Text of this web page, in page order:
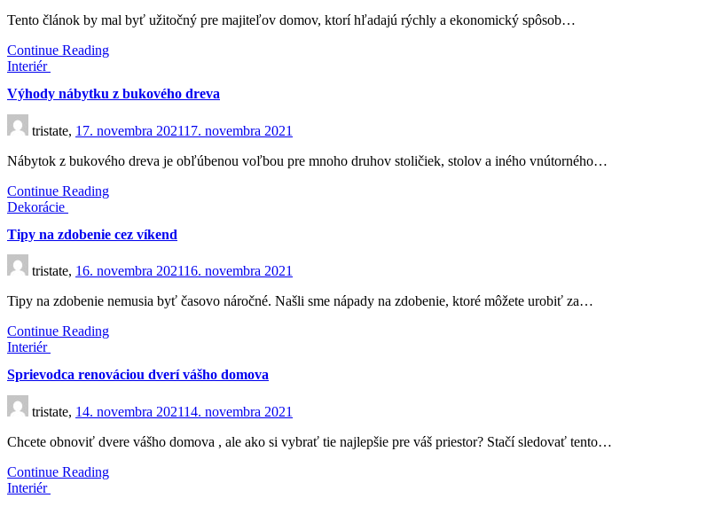
Tento článok by mal byť užitočný pre majiteľov domov, ktorí hľadajú rýchly a ekonomický spôsob…
Continue Reading
Interiér
Výhody nábytku z bukového dreva
tristate, 17. novembra 202117. novembra 2021
Nábytok z bukového dreva je obľúbenou voľbou pre mnoho druhov stoličiek, stolov a iného vnútorného…
Continue Reading
Dekorácie
Tipy na zdobenie cez víkend
tristate, 16. novembra 202116. novembra 2021
Tipy na zdobenie nemusia byť časovo náročné. Našli sme nápady na zdobenie, ktoré môžete urobiť za…
Continue Reading
Interiér
Sprievodca renováciou dverí vášho domova
tristate, 14. novembra 202114. novembra 2021
Chcete obnoviť dvere vášho domova , ale ako si vybrať tie najlepšie pre váš priestor? Stačí sledovať tento…
Continue Reading
Interiér